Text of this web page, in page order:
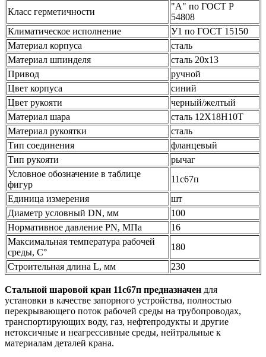
Класс герметичности
"А" по ГОСТ Р
54808
Климатическое исполнение
У1 по ГОСТ 15150
Материал корпуса
сталь
Материал шпинделя
сталь 20х13
Привод
ручной
Цвет корпуса
синий
Цвет рукояти
черный/желтый
Материал шара
сталь 12Х18Н10Т
Материал рукоятки
сталь
Тип соединения
фланцевый
Тип рукояти
рычаг
Условное обозначение в таблице
фигур
11с67п
Единица измерения
шт
Диаметр условный DN, мм
100
Нормативное давление PN, МПа
16
Максимальная температура рабочей
среды, С°
180
Строительная длина L, мм
230
Стальной шаровой кран 11c67п предназначен для
установки в качестве запорного устройства, полностью
перекрывающего поток рабочей среды на трубопроводах,
транспортирующих воду, газ, нефтепродукты и другие
нетоксичные и неагрессивные среды, нейтральные к
материалам деталей крана.